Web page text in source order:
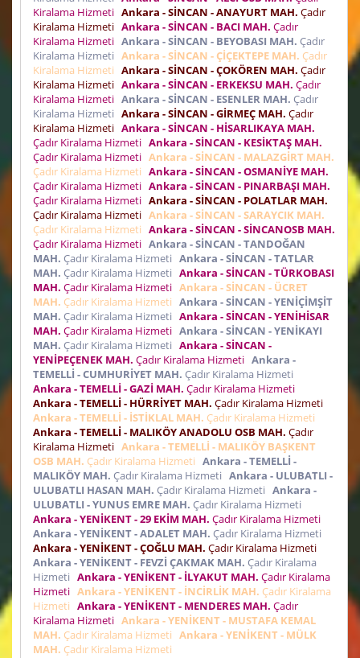
Kiralama Hizmeti Ankara - SİNCAN - ANAYURT MAH. Çadır
Kiralama Hizmeti Ankara - SİNCAN - BACI MAH. Çadır
Kiralama Hizmeti Ankara - SİNCAN - BEYOBASI MAH. Çadır
Kiralama Hizmeti Ankara - SİNCAN - ÇİÇEKTEPE MAH. Çadır
Kiralama Hizmeti Ankara - SİNCAN - ÇOKÖREN MAH. Çadır
Kiralama Hizmeti Ankara - SİNCAN - ERKEKSU MAH. Çadır
Kiralama Hizmeti Ankara - SİNCAN - ESENLER MAH. Çadır
Kiralama Hizmeti Ankara - SİNCAN - GİRMEÇ MAH. Çadır
Kiralama Hizmeti Ankara - SİNCAN - HİSARLIKAYA MAH.
Çadır Kiralama Hizmeti Ankara - SİNCAN - KESİKTAŞ MAH.
Çadır Kiralama Hizmeti Ankara - SİNCAN - MALAZGİRT MAH.
Çadır Kiralama Hizmeti Ankara - SİNCAN - OSMANİYE MAH.
Çadır Kiralama Hizmeti Ankara - SİNCAN - PINARBAŞI MAH.
Çadır Kiralama Hizmeti Ankara - SİNCAN - POLATLAR MAH.
Çadır Kiralama Hizmeti Ankara - SİNCAN - SARAYCIK MAH.
Çadır Kiralama Hizmeti Ankara - SİNCAN - SİNCANOSB MAH.
Çadır Kiralama Hizmeti Ankara - SİNCAN - TANDOĞAN
MAH. Çadır Kiralama Hizmeti Ankara - SİNCAN - TATLAR
MAH. Çadır Kiralama Hizmeti Ankara - SİNCAN - TÜRKOBASI
MAH. Çadır Kiralama Hizmeti Ankara - SİNCAN - ÜCRET
MAH. Çadır Kiralama Hizmeti Ankara - SİNCAN - YENİÇİMŞİT
MAH. Çadır Kiralama Hizmeti Ankara - SİNCAN - YENİHİSAR
MAH. Çadır Kiralama Hizmeti Ankara - SİNCAN - YENİKAYI
MAH. Çadır Kiralama Hizmeti Ankara - SİNCAN -
YENİPEÇENEK MAH. Çadır Kiralama Hizmeti Ankara -
TEMELLİ - CUMHURİYET MAH. Çadır Kiralama Hizmeti
Ankara - TEMELLİ - GAZİ MAH. Çadır Kiralama Hizmeti
Ankara - TEMELLİ - HÜRRİYET MAH. Çadır Kiralama Hizmeti
Ankara - TEMELLİ - İSTİKLAL MAH. Çadır Kiralama Hizmeti
Ankara - TEMELLİ - MALIKÖY ANADOLU OSB MAH. Çadır
Kiralama Hizmeti Ankara - TEMELLİ - MALIKÖY BAŞKENT
OSB MAH. Çadır Kiralama Hizmeti Ankara - TEMELLİ -
MALIKÖY MAH. Çadır Kiralama Hizmeti Ankara - ULUBATLI -
ULUBATLI HASAN MAH. Çadır Kiralama Hizmeti Ankara -
ULUBATLI - YUNUS EMRE MAH. Çadır Kiralama Hizmeti
Ankara - YENİKENT - 29 EKİM MAH. Çadır Kiralama Hizmeti
Ankara - YENİKENT - ADALET MAH. Çadır Kiralama Hizmeti
Ankara - YENİKENT - ÇOĞLU MAH. Çadır Kiralama Hizmeti
Ankara - YENİKENT - FEVZİ ÇAKMAK MAH. Çadır Kiralama
Hizmeti Ankara - YENİKENT - İLYAKUT MAH. Çadır Kiralama
Hizmeti Ankara - YENİKENT - İNCİRLİK MAH. Çadır Kiralama
Hizmeti Ankara - YENİKENT - MENDERES MAH. Çadır
Kiralama Hizmeti Ankara - YENİKENT - MUSTAFA KEMAL
MAH. Çadır Kiralama Hizmeti Ankara - YENİKENT - MÜLK
MAH. Çadır Kiralama Hizmeti